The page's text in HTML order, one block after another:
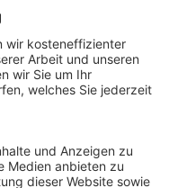
gemacht werden